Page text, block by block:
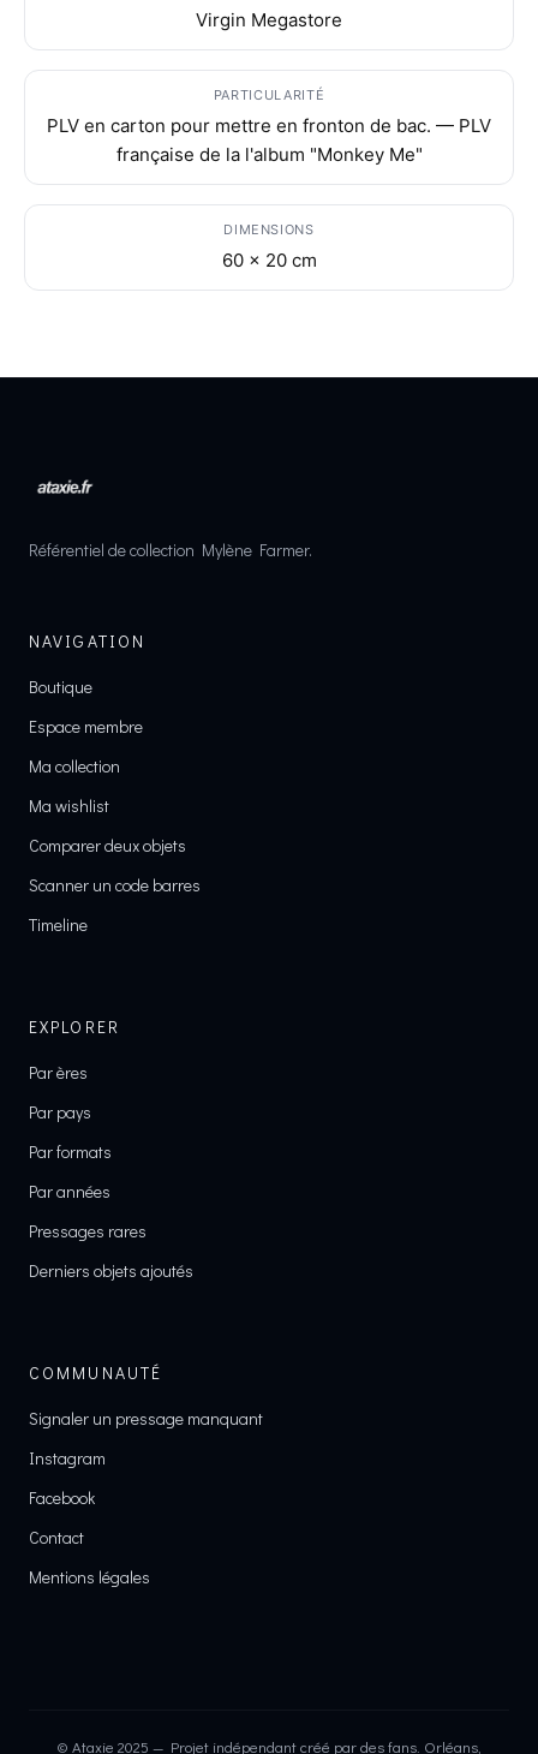
Virgin Megastore
PARTICULARITÉ
PLV en carton pour mettre en fronton de bac. — PLV
française de la l'album "Monkey Me"
DIMENSIONS
60 x 20 cm
Référentiel de collection Mylène Farmer.
NAVIGATION
Boutique
Espace membre
Ma collection
Ma wishlist
Comparer deux objets
Scanner un code barres
Timeline
EXPLORER
Par ères
Par pays
Par formats
Par années
Pressages rares
Derniers objets ajoutés
COMMUNAUTÉ
Signaler un pressage manquant
Instagram
Facebook
Contact
Mentions légales
© Ataxie 2025 — Projet indépendant créé par des fans. Orléans,